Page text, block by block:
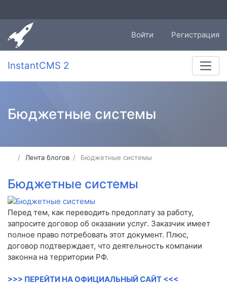
Войти Регистрация
InstantCMS 2
Бюджетные системы
Лента блогов Бюджетные системы
Бюджетные системы
Перед тем, как переводить предоплату за работу,
запросите договор об оказании услуг. Заказчик имеет
полное право потребовать этот документ. Плюс,
договор подтверждает, что деятельность компании
законна на территории РФ.
>>> ПЕРЕЙТИ НА ОФИЦИАЛЬНЫЙ САЙТ <<<